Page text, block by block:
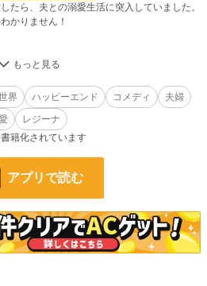
たら、夫との溺愛生活に突入していました。
かりません！
ス公爵家の嫡男フィルベルド様。
は一緒に住めないといい、その日からお会い
、夫であるフィルベルド様と夜会でお会い
疑いをかけられる。
すると、屋敷が全焼してしまった。
けた男性が私を探しており……彼は「夫は俺
来た。
界 ハッピーエンド コメディ
夫婦
レジーナ
籍化されています
アプリで読む